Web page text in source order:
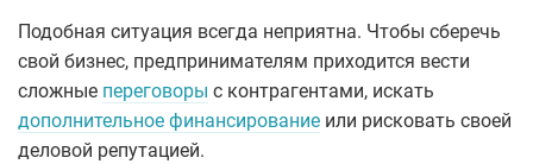
Подобная ситуация всегда неприятна. Чтобы сберечь
свой бизнес, предпринимателям приходится вести
сложные переговоры с контрагентами, искать
дополнительное финансирование или рисковать своей
деловой репутацией.